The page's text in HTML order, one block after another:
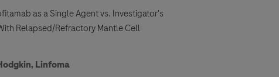
as a Single Agent vs. Investigator's
Relapsed/Refractory Mantle Cell
Linfoma